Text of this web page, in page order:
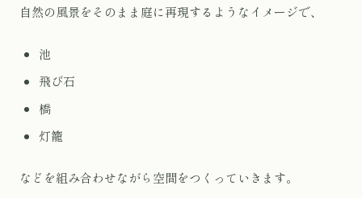
自然の風景をそのまま庭に再現するようなイメージで、
池
飛び石
橋
灯籠
などを組み合わせながら空間をつくっていきます。